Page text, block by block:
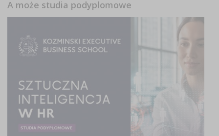
A może studia podyplomowe